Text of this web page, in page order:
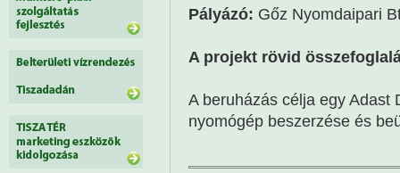
Pályázó: Gőz Nyomdaipari
A projekt rövid
A beruházás célja egy Adast
nyomógép beszerzése és